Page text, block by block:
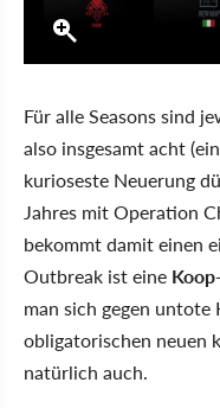
Für alle Seasons sind
also insgesamt acht
kurioseste Neuerung
Jahres mit Operation
bekommt damit einen
Outbreak ist eine
man sich gegen
obligatorischen neuen
natürlich auch.